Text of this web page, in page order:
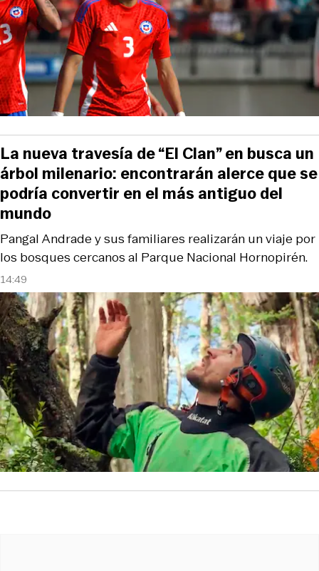
14:49
Pangal Andrade y sus familiares realizarán un viaje por
los bosques cercanos al Parque Nacional Hornopirén.
La nueva travesía de “El Clan” en busca un
árbol milenario: encontrarán alerce que se
podría convertir en el más antiguo del
mundo